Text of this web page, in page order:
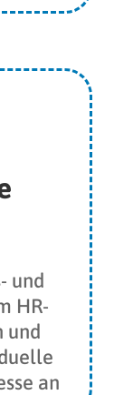
und
HR-
und
an